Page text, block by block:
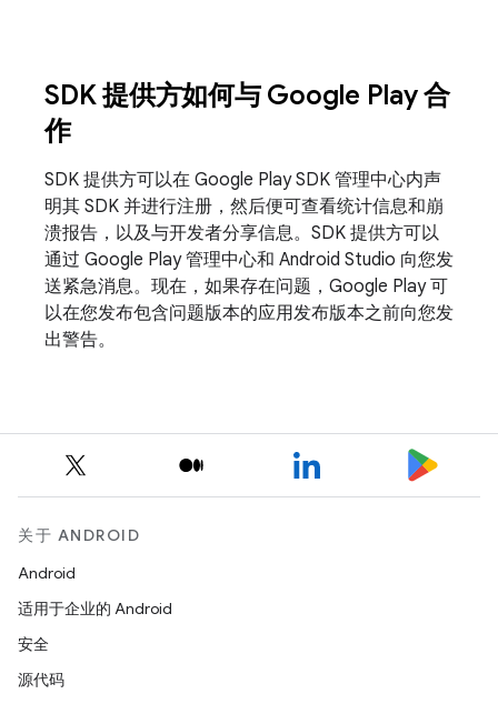
SDK 提供方如何与 Google Play 合
作
SDK 提供方可以在 Google Play SDK 管理中心内声
明其 SDK 并进行注册，然后便可查看统计信息和崩
溃报告，以及与开发者分享信息。SDK 提供方可以
通过 Google Play 管理中心和 Android Studio 向您发
送紧急消息。现在，如果存在问题，Google Play 可
以在您发布包含问题版本的应用发布版本之前向您发
出警告。
关于 ANDROID
Android
适用于企业的 Android
安全
源代码